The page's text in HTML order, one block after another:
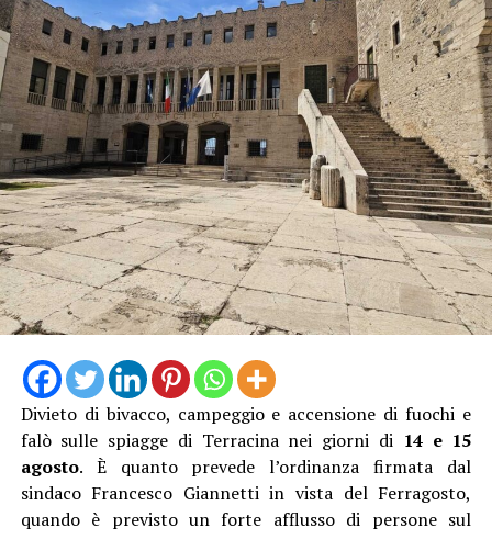
La proprietaria di una delle vetture coinvolte ha
denunciato l’accaduto anche attraverso un video
pubblicato sui social, nella speranza di poter raccogliere
informazioni utili a ricostruire quanto accaduto e
individuare il responsabile.
Al momento, infatti, non risulta che qualcuno abbia
assistito direttamente all’incidente, nonostante il
lungomare fosse particolarmente affollato proprio
nell’ora di punta del sabato.
Divieto di bivacco, campeggio e accensione di fuochi e
falò sulle spiagge di Terracina nei giorni di 14 e 15
agosto. È quanto prevede l’ordinanza firmata dal
sindaco Francesco Giannetti in vista del Ferragosto,
quando è previsto un forte afflusso di persone sul